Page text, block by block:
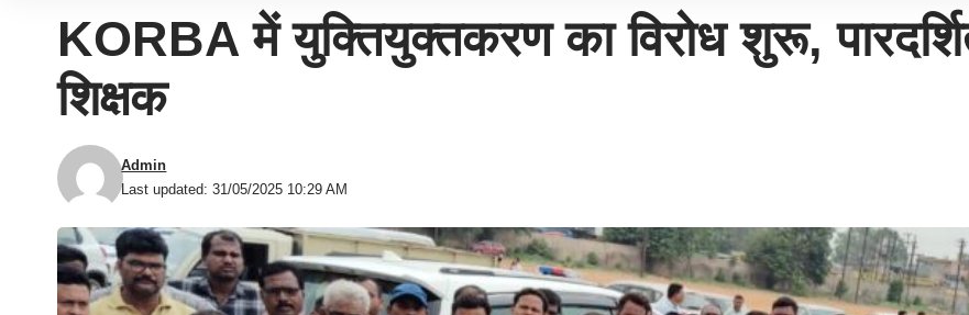
KORBA में युक्तियुक्तकरण का विरोध शुरू,
शिक्षक
Last updated: 31/05/2025 10:29 AM
Admin